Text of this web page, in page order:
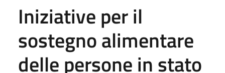
Iniziative per il
sostegno alimentare
delle persone in stato